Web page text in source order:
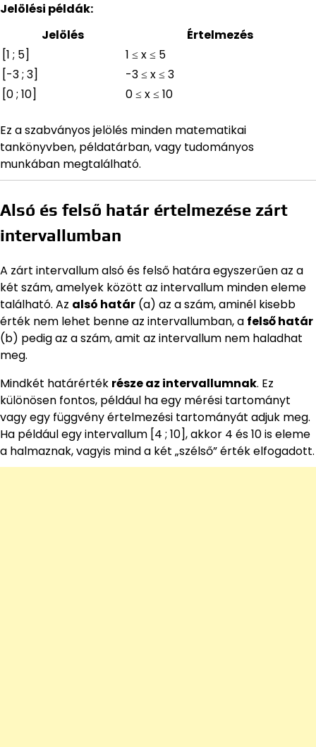
Jelölési példák:
Jelölés
Értelmezés
[1 ; 5]
1 ≤ x ≤ 5
[-3 ; 3]
-3 ≤ x ≤ 3
[0 ; 10]
0 ≤ x ≤ 10
Ez a szabványos jelölés minden matematikai
tankönyvben, példatárban, vagy tudományos
munkában megtalálható.
Alsó és felső határ értelmezése zárt
intervallumban
A zárt intervallum alsó és felső határa egyszerűen az a
két szám, amelyek között az intervallum minden eleme
található. Az alsó határ (a) az a szám, aminél kisebb
érték nem lehet benne az intervallumban, a felső határ
(b) pedig az a szám, amit az intervallum nem haladhat
meg.
Mindkét határérték része az intervallumnak. Ez
különösen fontos, például ha egy mérési tartományt
vagy egy függvény értelmezési tartományát adjuk meg.
Ha például egy intervallum [4 ; 10], akkor 4 és 10 is eleme
a halmaznak, vagyis mind a két „szélső” érték elfogadott.